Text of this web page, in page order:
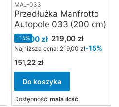
MAL-033
Przedłużka Manfrotto
Autopole 033 (200 cm)
Cena promocyjna
186,00 zł 219,00 zł
-15%
Najniższa cena: 219,00 zł-15%
Cena
151,22 zł
Do koszyka
Dostępność: mała ilość